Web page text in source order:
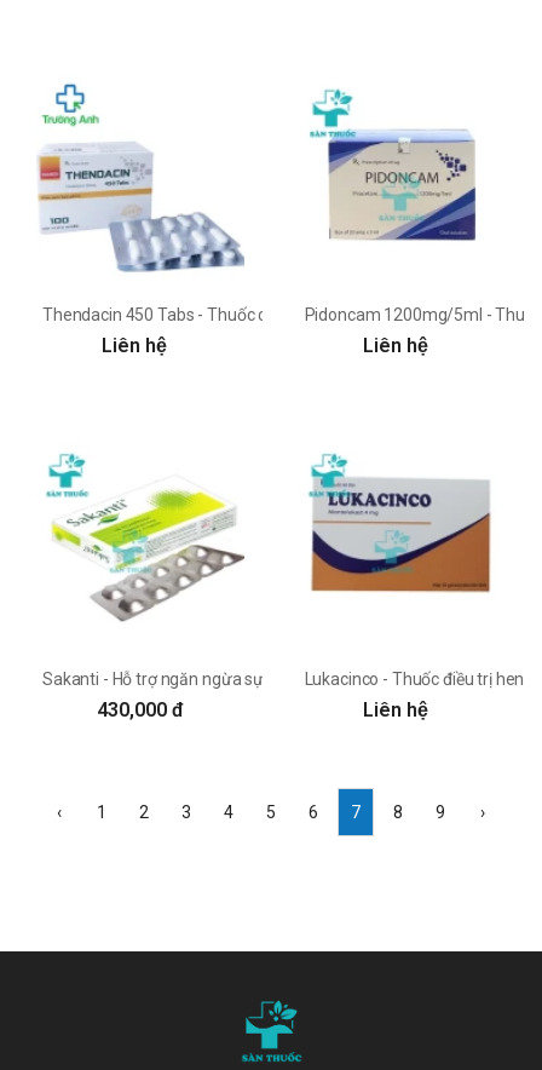
Thendacin 450 Tabs - Thuốc chống nhiễm khuẩn và nấm hiệu quả
Liên hệ
Pidoncam 1200mg/5ml -
Liên hệ
Sakanti - Hỗ trợ ngăn ngừa sự phát triển của ung thư
430,000 đ
Lukacinco - Thuốc điều trị hen
Liên hệ
‹ 1 2 3 4 5 6 7 8 9 ›